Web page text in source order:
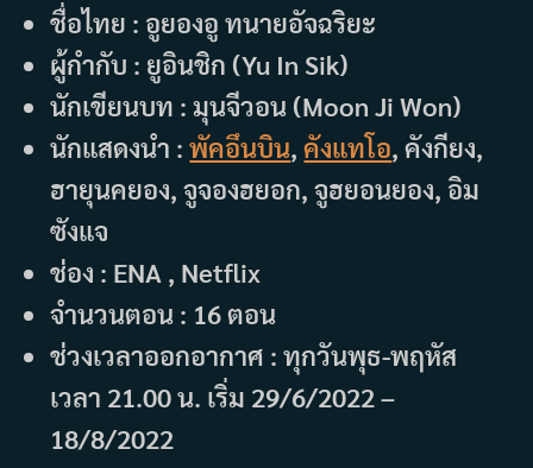
ชื่อไทย : อูยองอู ทนายอัจฉริยะ
ผู้กำกับ : ยูอินชิก (Yu In Sik)
นักเขียนบท : มุนจีวอน (Moon Ji Won)
นักแสดงนำ :พัคอึนบิน,คังแทโอ, คังกียง,
ฮายุนคยอง, จูจองฮยอก, จูฮยอนยอง, อิม
ซังแจ
ช่อง : ENA , Netflix
จำนวนตอน : 16 ตอน
ช่วงเวลาออกอากาศ : ทุกวันพุธ-พฤหัส
เวลา 21.00 น. เริ่ม 29/6/2022 –
18/8/2022